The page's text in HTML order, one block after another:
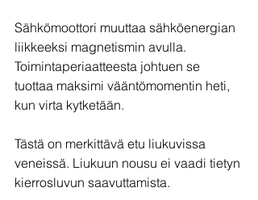
Sähkömoottori muuttaa sähköenergian
liikkeeksi magnetismin avulla.
Toimintaperiaatteesta johtuen se
tuottaa maksimi vääntömomentin heti,
kun virta kytketään.
Tästä on merkittävä etu liukuvissa
veneissä. Liukuun nousu ei vaadi tietyn
kierrosluvun saavuttamista.